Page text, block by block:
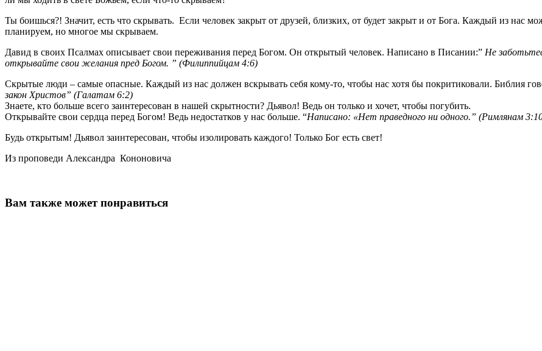
Ты боишься?! Значит, есть что скрывать. Если человек закрыт от друзей, близких, от будет закрыт и от Бога. Каждый из нас
планируем, но многое мы скрываем.
Давид в своих Псалмах описывает свои переживания перед Богом. Он открытый человек. Написано в Писании:” Не
открывайте свои желания пред Богом. ” (Филиппийцам 4:6)
Скрытые люди – самые опасные. Каждый из нас должен вскрывать себя кому-то, чтобы нас хотя бы покритиковали. Библия
закон Христов” (Галатам 6:2)
Знаете, кто больше всего заинтересован в нашей скрытности? Дьявол! Ведь он только и хочет, чтобы погубить.
Открывайте свои сердца перед Богом! Ведь недостатков у нас больше. “Написано: «Нет праведного ни одного.” (Римлянам
Будь открытым! Дьявол заинтересован, чтобы изолировать каждого! Только Бог есть свет!
Из проповеди Александра Кононовича
Вам также может понравиться